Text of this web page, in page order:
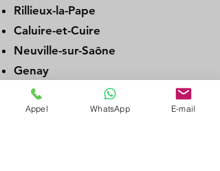
Rillieux-la-Pape
Caluire-et-Cuire
Neuville-sur-Saône
Genay
Albigny-sur-Saône
Couzon-au-Mont-d’Or
Appel WhatsApp E-mail